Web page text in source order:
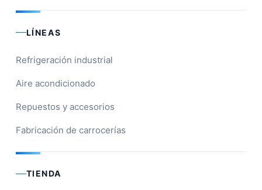
LÍNEAS
Refrigeración industrial
Aire acondicionado
Repuestos y accesorios
Fabricación de carrocerías
TIENDA